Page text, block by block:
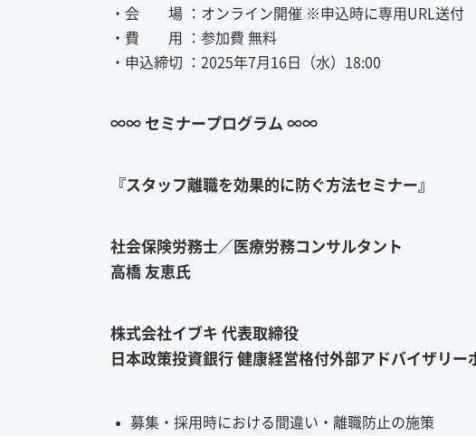
・会 場 ：オンライン開催 ※申込時に専用URL送付
・費 用 ：参加費 無料
・申込締切 ：2025年7月16日（水）18:00
∞∞ セミナープログラム ∞∞
『スタッフ離職を効果的に防ぐ方法セミナー』
社会保険労務士／医療労務コンサルタント
高橋 友恵氏
株式会社イブキ 代表取締役
日本政策投資銀行 健康経営格付外部アドバイザリ
募集・採用時における間違い・離職防止の施策